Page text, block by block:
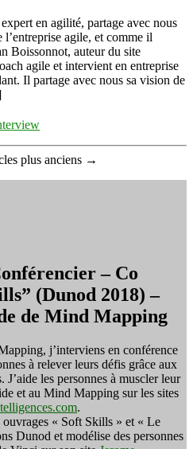
:
agilité,
trouver
des
clients
en agilité, partage avec nous
l’entreprise agile, et comme il
Boissonnot, auteur du site
agile et intervient en entreprise
Il partage avec nous sa vision de
plus anciens →
– Co
(Dunod 2018) –
de Mind Mapping
j’interviens en conférence
à relever leurs défis grâce aux
J’aide les personnes à muscler leur
et au Mind Mapping sur les sites
.
ouvrages « Soft Skills » et « Le
Dunod et modélise des personnes